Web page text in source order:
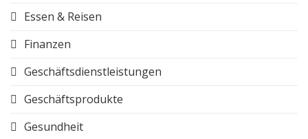
Essen & Reisen
Finanzen
Geschäftsdienstleistungen
Geschäftsprodukte
Gesundheit